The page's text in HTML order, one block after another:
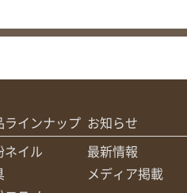
ラインナップ
ネイル
お知らせ
最新情報
メディア掲載